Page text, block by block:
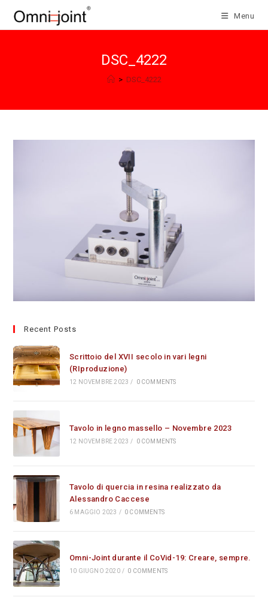
Menu
DSC_4222
> DSC_4222
Recent Posts
Scrittoio del XVII secolo in vari legni
(RIproduzione)
12 NOVEMBRE 2023 / 0 COMMENTS
Tavolo in legno massello – Novembre 2023
12 NOVEMBRE 2023 / 0 COMMENTS
Tavolo di quercia in resina realizzato da
Alessandro Caccese
6 MAGGIO 2023 / 0 COMMENTS
Omni-Joint durante il CoVid-19: Creare, sempre.
10 GIUGNO 2020 / 0 COMMENTS